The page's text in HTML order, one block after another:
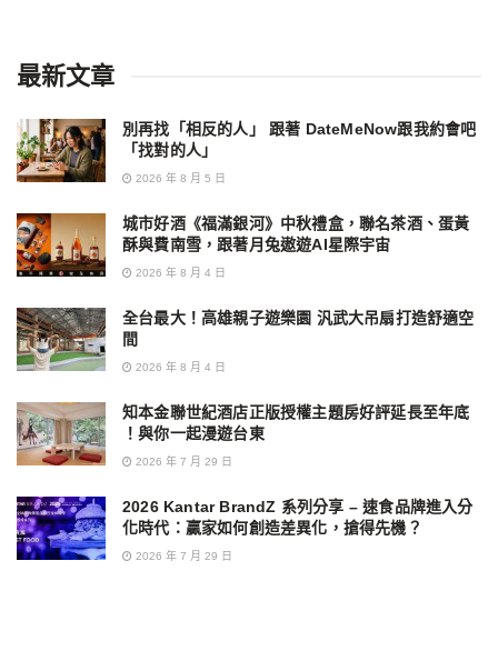
最新文章
別再找「相反的人」 跟著 DateMeNow跟我約會吧
「找對的人」
2026 年 8 月 5 日
城市好酒《福滿銀河》中秋禮盒，聯名茶酒、蛋黃
酥與費南雪，跟著月兔遨遊AI星際宇宙
2026 年 8 月 4 日
全台最大！高雄親子遊樂園 汎武大吊扇打造舒適空
間
2026 年 8 月 4 日
知本金聯世紀酒店正版授權主題房好評延長至年底
！與你一起漫遊台東
2026 年 7 月 29 日
2026 Kantar BrandZ 系列分享 – 速食品牌進入分
化時代：贏家如何創造差異化，搶得先機？
2026 年 7 月 29 日